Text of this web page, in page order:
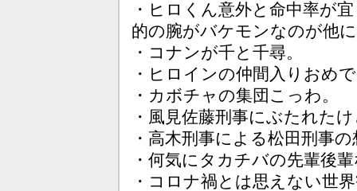
・ヒロくん意外と命中率が
的の腕がバケモンなのが他
・コナンが千と千尋。
・ヒロインの仲間入りおめ
・カボチャの集団こっわ。
・風見佐藤刑事にぶたれた
・高木刑事による松田刑事
・何気にタカチバの先輩後
・コロナ禍とは思えない世